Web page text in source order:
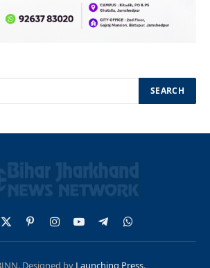
X
(Twitter)
PinterestInstagram
YouTubeTelegramWhatsApp
Designed by Launching Press.